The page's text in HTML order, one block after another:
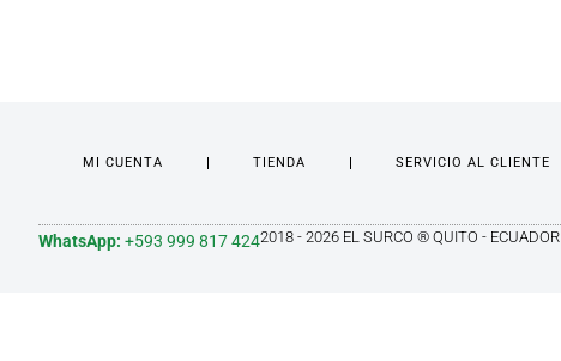
MI CUENTA TIENDA SERVICIO AL CLIENTE
WhatsApp: +593 999 817 4242018 - 2026 EL SURCO ® QUITO - ECUADOR